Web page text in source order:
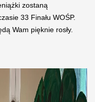
zostaną
33 Finału WOŚP.
Wam pięknie rosły.